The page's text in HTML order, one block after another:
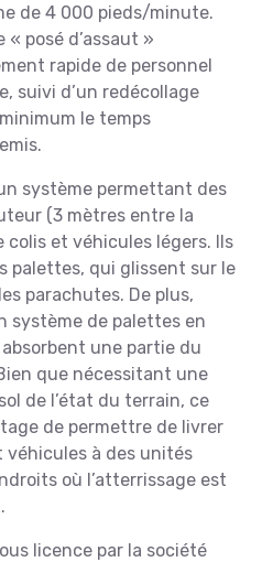
de 4 000 pieds/minute.
posé d’assaut »
rapide de personnel
suivi d’un redécollage
le temps
système permettant des
(3 mètres entre la
colis et véhicules légers. Ils
palettes, qui glissent sur le
parachutes. De plus,
système de palettes en
une partie du
que nécessitant une
de l’état du terrain, ce
de permettre de livrer
véhicules à des unités
où l’atterrissage est
licence par la société